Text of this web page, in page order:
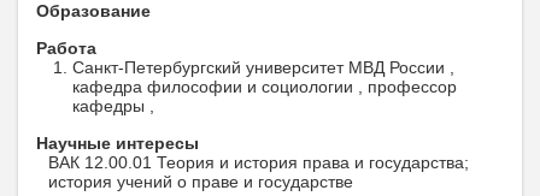
Образование
Работа
Санкт-Петербургский университет МВД России ,
кафедра философии и социологии , профессор
кафедры ,
Научные интересы
ВАК 12.00.01 Теория и история права и государства;
история учений о праве и государстве